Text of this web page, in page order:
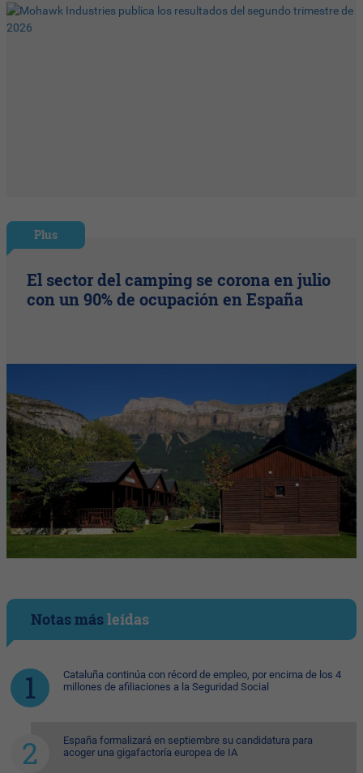
Plus
El sector del camping se corona en julio
con un 90% de ocupación en España
Notas másleídas
Cataluña continúa con récord de empleo, por encima de los 4
millones de afiliaciones a la Seguridad Social
España formalizará en septiembre su candidatura para
acoger una gigafactoría europea de IA